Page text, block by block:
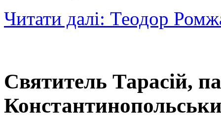
Читати далі: Теодор
Святитель Тарасій,